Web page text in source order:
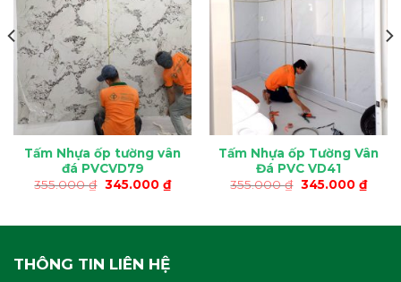
Tấm Nhựa ốp tường vân
đá PVCVD79
355.000₫ Giá
345.000 ₫Giá
hiện
345.000 ₫.
Tấm Nhựa ốp Tường Vân
Đá PVC VD41
355.000₫ Giá
345.000 ₫Giá
hiện
₫.
THÔNG TIN LIÊN HỆ